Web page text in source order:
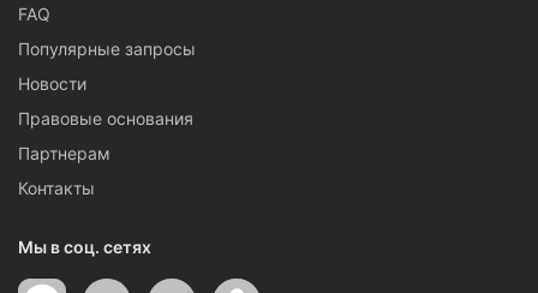
FAQ
Популярные запросы
Новости
Правовые основания
Партнерам
Контакты
Мы в соц. сетях